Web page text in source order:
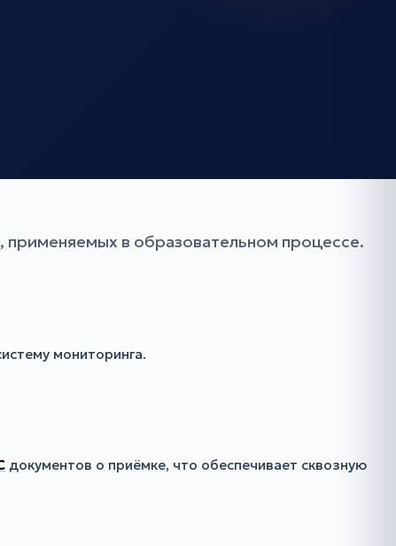
в образовательном процессе.
мониторинга.
документов о приёмке, что обеспечивает сквозную